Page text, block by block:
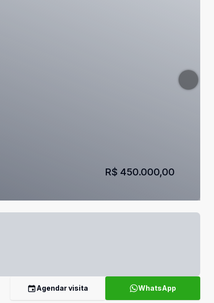
R$ 450.000,00
Agendar visita WhatsApp